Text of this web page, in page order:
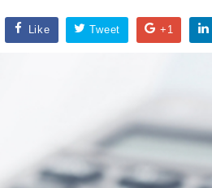
Like Tweet +1